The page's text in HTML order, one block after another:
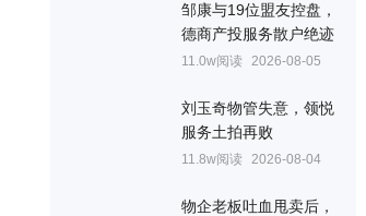
邹康与19位盟友控盘，
德商产投服务散户绝迹
11.0w阅读 2026-08-05
刘玉奇物管失意，领悦
服务土拍再败
11.8w阅读 2026-08-04
物企老板吐血甩卖后，